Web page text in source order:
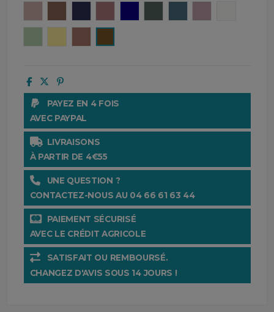
PAYEZ EN 4 FOIS
AVEC PAYPAL
LIVRAISONS
À PARTIR DE 4€55
UNE QUESTION ?
CONTACTEZ-NOUS AU 04 66 61 63 44
PAIEMENT SÉCURISÉ
AVEC LE CRÉDIT AGRICOLE
SATISFAIT OU REMBOURSÉ.
CHANGEZ D'AVIS SOUS 14 JOURS !